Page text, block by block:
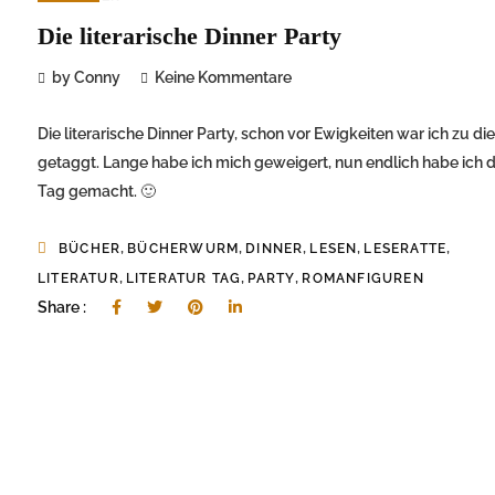
Die literarische Dinner Party
by Conny Keine Kommentare
Die literarische Dinner Party, schon vor Ewigkeiten war ich zu
getaggt. Lange habe ich mich geweigert, nun endlich habe ich
Tag gemacht. 🙂
BÜCHER, BÜCHERWURM, DINNER, LESEN, LESERATTE,
LITERATUR, LITERATUR TAG, PARTY, ROMANFIGUREN
Share :